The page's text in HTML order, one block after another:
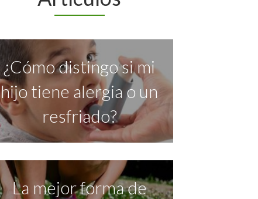
¿Cómo distingo si mi
hijo tiene alergia o un
resfriado?
La mejor forma de